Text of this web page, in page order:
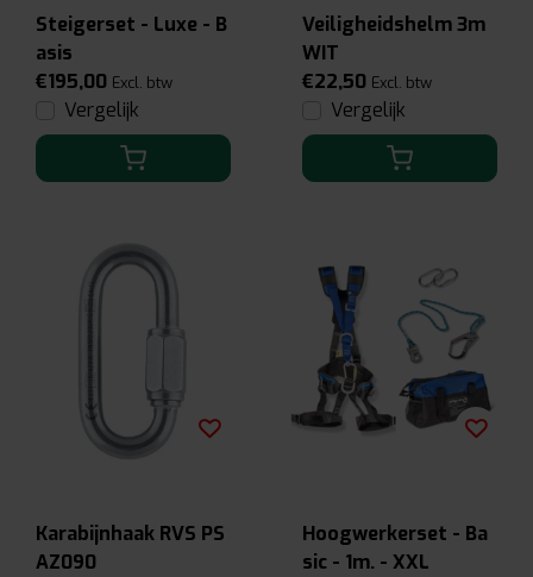
Steigerset - Luxe - B
asis
€195,00 Excl. btw
Vergelijk
Veiligheidshelm 3m
WIT
€22,50 Excl. btw
Vergelijk
Karabijnhaak RVS PS
AZ090
Hoogwerkerset - Ba
sic - 1m. - XXL